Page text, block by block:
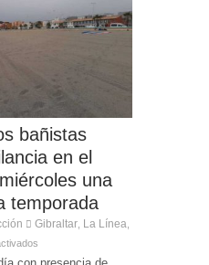
jubilado Xavi Buhagiar
Fútbol Senior Alcalde
disputa la semana
bañistas
en el
una
temporada
Gibraltar, La Línea,